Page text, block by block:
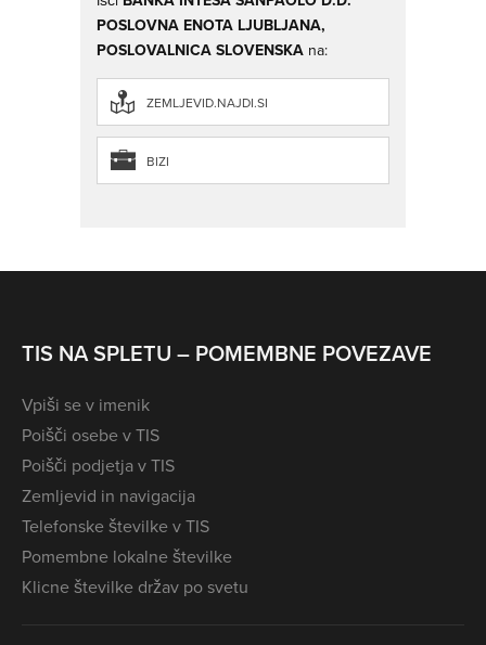
POSLOVNA ENOTA LJUBLJANA,
POSLOVALNICA SLOVENSKA na:
ZEMLJEVID.NAJDI.SI
BIZI
TIS NA SPLETU – POMEMBNE POVEZAVE
Vpiši se v imenik
Poišči osebe v TIS
Poišči podjetja v TIS
Zemljevid in navigacija
Telefonske številke v TIS
Pomembne lokalne številke
Klicne številke držav po svetu